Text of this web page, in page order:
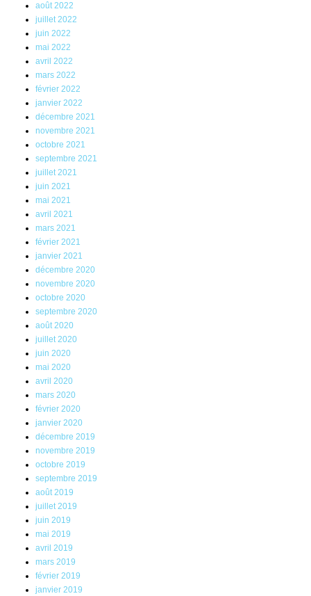
août 2022
juillet 2022
juin 2022
mai 2022
avril 2022
mars 2022
février 2022
janvier 2022
décembre 2021
novembre 2021
octobre 2021
septembre 2021
juillet 2021
juin 2021
mai 2021
avril 2021
mars 2021
février 2021
janvier 2021
décembre 2020
novembre 2020
octobre 2020
septembre 2020
août 2020
juillet 2020
juin 2020
mai 2020
avril 2020
mars 2020
février 2020
janvier 2020
décembre 2019
novembre 2019
octobre 2019
septembre 2019
août 2019
juillet 2019
juin 2019
mai 2019
avril 2019
mars 2019
février 2019
janvier 2019